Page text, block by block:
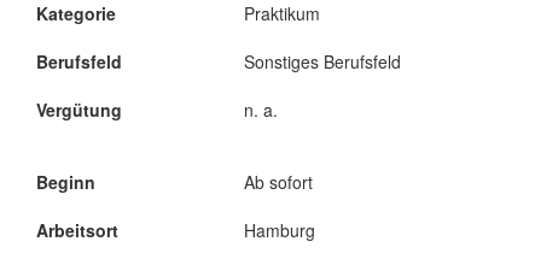
Kategorie
Berufsfeld
Vergütung
Praktikum
Sonstiges Berufsfeld
n. a.
Beginn
Arbeitsort
Ab sofort
Hamburg